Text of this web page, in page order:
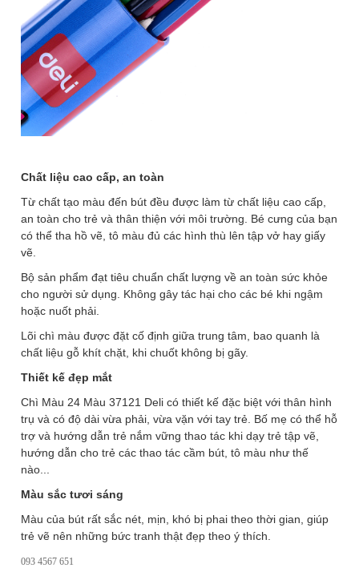
Chất liệu cao cấp, an toàn
Từ chất tạo màu đến bút đều được làm từ chất liệu cao cấp,
an toàn cho trẻ và thân thiện với môi trường. Bé cưng của bạn
có thể tha hồ vẽ, tô màu đủ các hình thù lên tập vở hay giấy
vẽ.
Bộ sản phẩm đạt tiêu chuẩn chất lượng về an toàn sức khỏe
cho người sử dụng. Không gây tác hại cho các bé khi ngậm
hoặc nuốt phải.
Lõi chì màu được đặt cố định giữa trung tâm, bao quanh là
chất liệu gỗ khít chặt, khi chuốt không bị gãy.
Thiết kế đẹp mắt
Chì Màu 24 Màu 37121 Deli có thiết kế đặc biệt với thân hình
trụ và có độ dài vừa phải, vừa vặn với tay trẻ. Bố mẹ có thể hỗ
trợ và hướng dẫn trẻ nắm vững thao tác khi dạy trẻ tập vẽ,
hướng dẫn cho trẻ các thao tác cầm bút, tô màu như thế
nào...
Màu sắc tươi sáng
Màu của bút rất sắc nét, mịn, khó bị phai theo thời gian, giúp
trẻ vẽ nên những bức tranh thật đẹp theo ý thích.
093 4567 651